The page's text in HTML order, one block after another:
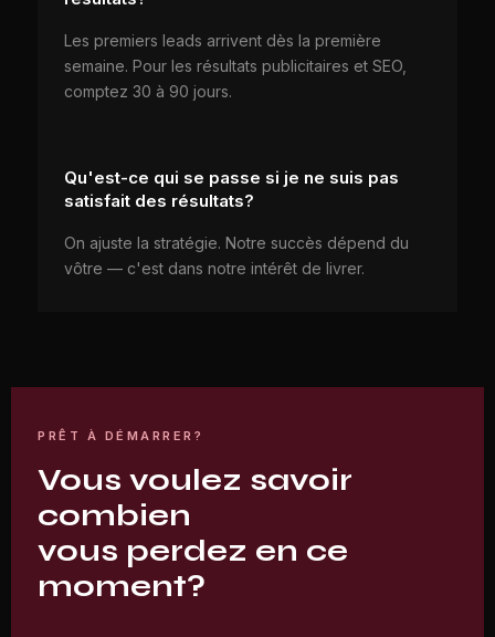
Les premiers leads arrivent dès la première
semaine. Pour les résultats publicitaires et SEO,
comptez 30 à 90 jours.
Qu'est-ce qui se passe si je ne suis pas
satisfait des résultats?
On ajuste la stratégie. Notre succès dépend du
vôtre — c'est dans notre intérêt de livrer.
PRÊT À DÉMARRER?
Vous voulez savoir
combien
vous perdez en ce
moment?